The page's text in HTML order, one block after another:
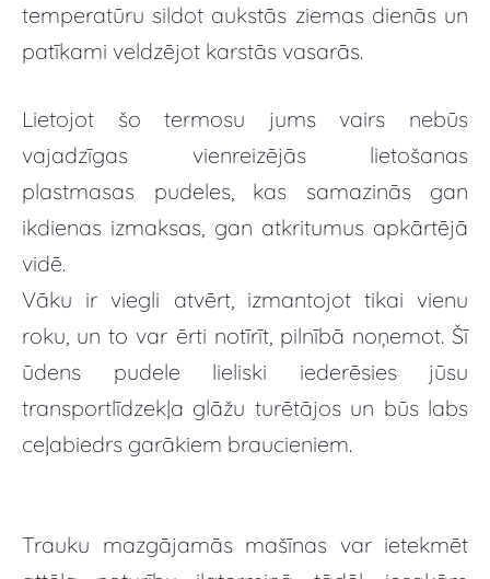
temperatūru sildot aukstās ziemas dienās un
patīkami veldzējot karstās vasarās.
Lietojot šo termosu jums vairs nebūs
vajadzīgas vienreizējās lietošanas
plastmasas pudeles, kas samazinās gan
ikdienas izmaksas, gan atkritumus apkārtējā
vidē.
Vāku ir viegli atvērt, izmantojot tikai vienu
roku, un to var ērti notīrīt, pilnībā noņemot. Šī
ūdens pudele lieliski iederēsies jūsu
transportlīdzekļa glāžu turētājos un būs labs
ceļabiedrs garākiem braucieniem.
Trauku mazgājamās mašīnas var ietekmēt